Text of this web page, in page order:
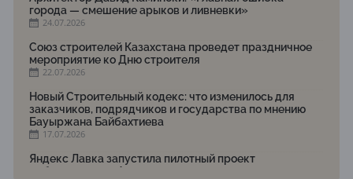
города — смешение арыков и ливневки»
24.07.2026
Союз строителей Казахстана проведет праздничное
мероприятие ко Дню строителя
22.07.2026
Новый Строительный кодекс: что изменилось для
заказчиков, подрядчиков и государства по мнению
Бауыржана Байбахтиева
17.07.2026
Яндекс Лавка запустила пилотный проект
рободоставки в Астане